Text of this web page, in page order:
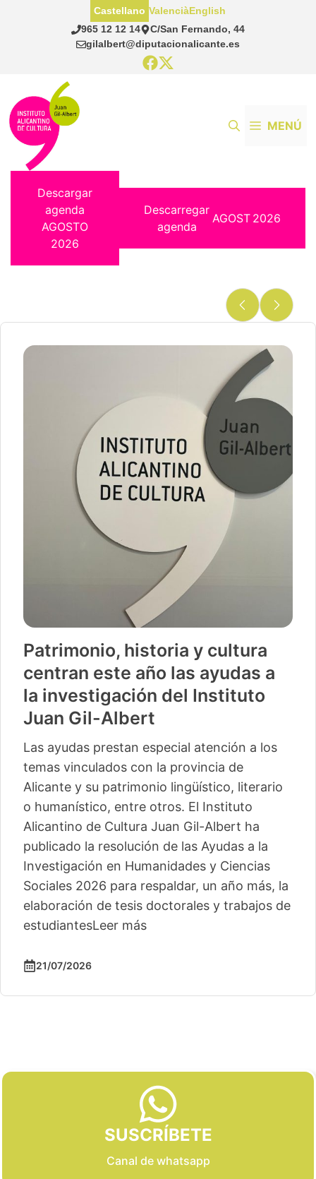
965 12 12 14
C/San Fernando, 44
gilalbert@diputacionalicante.es
Castellano ValenciàEnglish
MENÚ
Descargar
agenda
AGOSTO
2026
Descarregar
agenda
AGOST 2026
Patrimonio, historia y cultura
centran este año las ayudas a
la investigación del Instituto
Juan Gil-Albert
Las ayudas prestan especial atención a los
temas vinculados con la provincia de
Alicante y su patrimonio lingüístico, literario
o humanístico, entre otros. El Instituto
Alicantino de Cultura Juan Gil-Albert ha
publicado la resolución de las Ayudas a la
Investigación en Humanidades y Ciencias
Sociales 2026 para respaldar, un año más, la
elaboración de tesis doctorales y trabajos de
estudiantesLeer más
21/07/2026
SUSCRÍBETE
Canal de whatsapp